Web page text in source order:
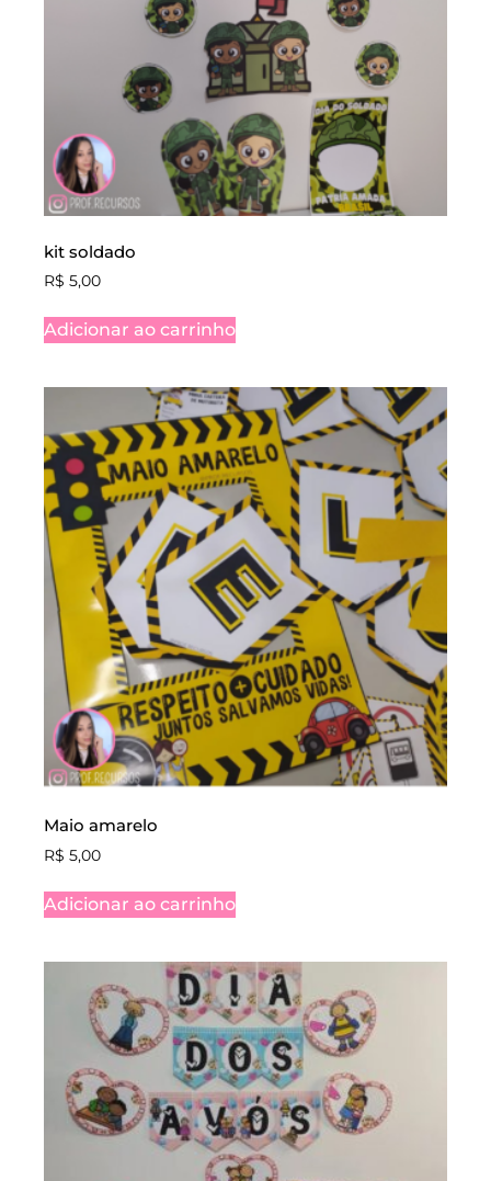
kit soldado
R$ 5,00
Adicionar ao carrinho
Maio amarelo
R$ 5,00
Adicionar ao carrinho